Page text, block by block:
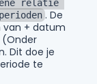
relatie
. De
van + datum
(Onder
Dit doe je
te